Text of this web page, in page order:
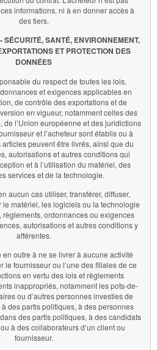
informations, ni à en donner accès à
des tiers.
SÉCURITÉ, SANTÉ, ENVIRONNEMENT,
ET PROTECTION DES
DONNÉES
du respect de toutes les lois,
et exigences applicables en
de contrôle des exportations et de
en vigueur, notamment celles des
de l’Union européenne et des juridictions
et l’acheteur sont établis ou à
peuvent être livrés, ainsi que du
autorisations et autres conditions qui
et à l’utilisation du matériel, des
services et de la technologie.
aucun cas utiliser, transférer, diffuser,
le matériel, les logiciels ou la technologie
ordonnances ou exigences
autorisations et autres conditions y
afférentes.
en outre à ne se livrer à aucune activité
le fournisseur ou l’une des filiales de ce
en vertu des lois et règlements
inappropriés, notamment les pots-de-
ou d’autres personnes investies de
des partis politiques, à des personnes
des partis politiques, à des candidats
à des collaborateurs d’un client ou
fournisseur.